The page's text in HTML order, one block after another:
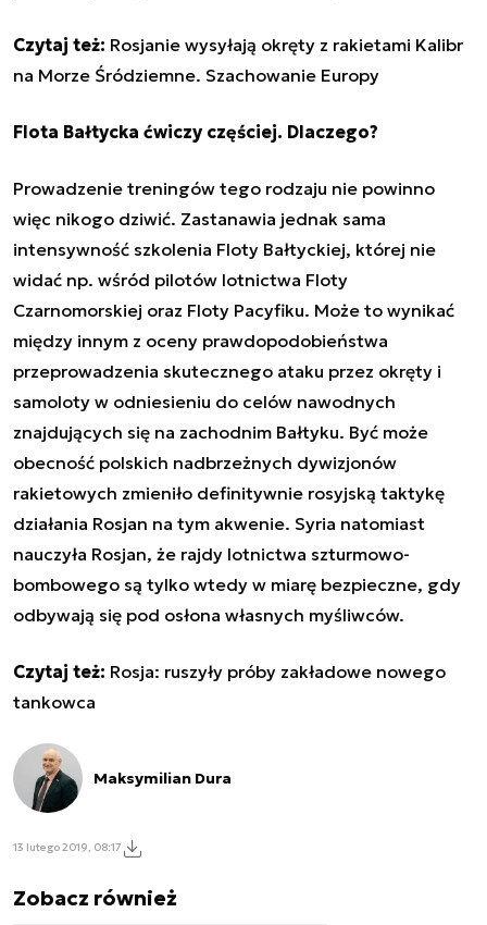
Czytaj też: Rosjanie wysyłają okręty z rakietami Kalibr
na Morze Śródziemne. Szachowanie Europy
Flota Bałtycka ćwiczy częściej. Dlaczego?
Prowadzenie treningów tego rodzaju nie powinno
więc nikogo dziwić. Zastanawia jednak sama
intensywność szkolenia Floty Bałtyckiej, której nie
widać np. wśród pilotów lotnictwa Floty
Czarnomorskiej oraz Floty Pacyfiku. Może to wynikać
między innym z oceny prawdopodobieństwa
przeprowadzenia skutecznego ataku przez okręty i
samoloty w odniesieniu do celów nawodnych
znajdujących się na zachodnim Bałtyku. Być może
obecność polskich nadbrzeżnych dywizjonów
rakietowych zmieniło definitywnie rosyjską taktykę
działania Rosjan na tym akwenie. Syria natomiast
nauczyła Rosjan, że rajdy lotnictwa szturmowo-
bombowego są tylko wtedy w miarę bezpieczne, gdy
odbywają się pod osłona własnych myśliwców.
Czytaj też: Rosja: ruszyły próby zakładowe nowego
tankowca
Maksymilian Dura
13 lutego 2019, 08:17
Zobacz również